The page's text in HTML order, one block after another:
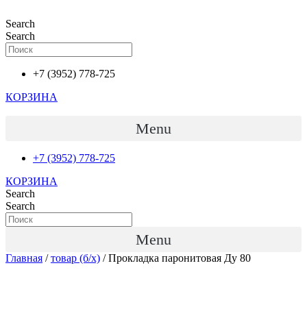
к
содержимому
Search
Search
+7 (3952) 778-725
КОРЗИНА
Menu
+7 (3952) 778-725
КОРЗИНА
Search
Search
Menu
Главная /товар (б/х) / Прокладка паронитовая Ду 80